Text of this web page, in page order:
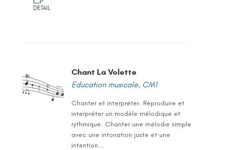
DETAIL
Chant La Volette
Education musicale, CM1
Chanter et interpréter. Reproduire et
interpréter un modèle mélodique et
rythmique. Chanter une mélodie simple
avec une intonation juste et une
intention...